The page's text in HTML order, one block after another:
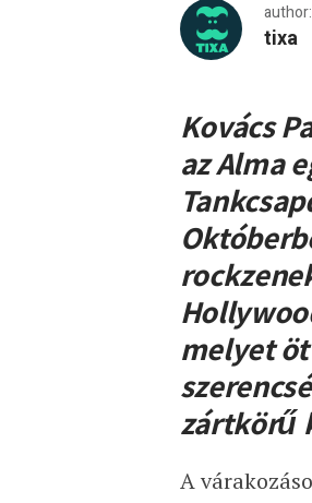
author:
tixa
Kovács
Kovács
az Alma
melyet
zártkörű
A